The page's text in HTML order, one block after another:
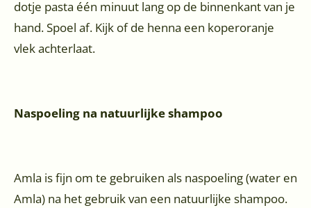
dotje pasta één minuut lang op de binnenkant van je
hand. Spoel af. Kijk of de henna een koperoranje
vlek achterlaat.
Naspoeling na natuurlijke shampoo
Amla is fijn om te gebruiken als naspoeling (water en
Amla) na het gebruik van een natuurlijke shampoo.